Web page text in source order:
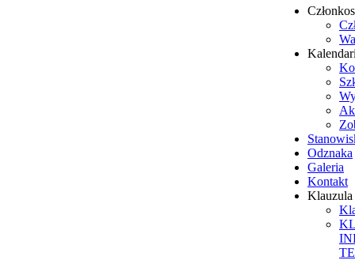
Odznaka
Galeria
Kontakt